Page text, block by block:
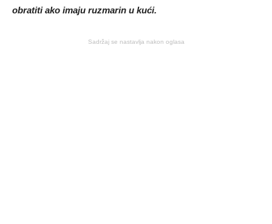
obratiti ako imaju ruzmarin u kući.
Sadržaj se nastavlja nakon oglasa